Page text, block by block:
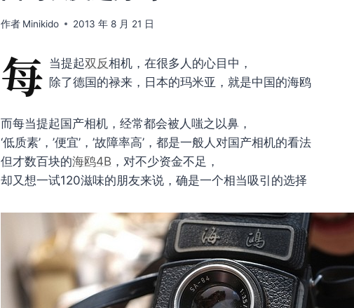
作者 Minikido 2013 年 8 月 21 日
每 当提起双反相机，在很多人的心目中，
除了德国的禄来，日本的玛米亚，就是中国的海鸥
而每当提起国产相机，经常都会被人嗤之以鼻，
‘低质素’，’便宜’，’故障率高’，都是一般人对国产相机的看法
但才数百块的海鸥4B ，对不少资金不足，
却又想一试120滋味的朋友来说，确是一个相当吸引的选择